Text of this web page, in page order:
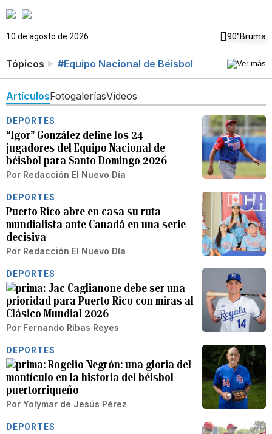
10 de agosto de 2026 90°Bruma
Tópicos #Equipo Nacional de Béisbol
ArtículosFotogaleríasVídeos
DEPORTES
“Igor” González define los 24
jugadores del Equipo Nacional de
béisbol para Santo Domingo 2026
Por Redacción El Nuevo Día
DEPORTES
Puerto Rico abre en casa su ruta
mundialista ante Canadá en una serie
decisiva
Por Redacción El Nuevo Día
DEPORTES
Jac Caglianone debe ser una
prioridad para Puerto Rico con miras al
Clásico Mundial 2026
Por Fernando Ribas Reyes
DEPORTES
Rogelio Negrón: una gloria del
montículo en la historia del béisbol
puertorriqueño
Por Yolymar de Jesús Pérez
DEPORTES